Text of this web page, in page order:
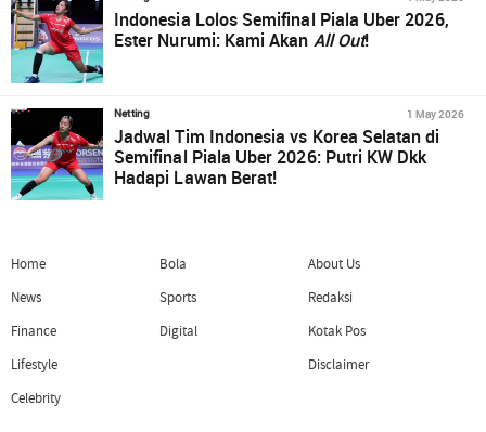
Indonesia Lolos Semifinal Piala Uber 2026,
Ester Nurumi: Kami Akan All Out!
Netting 1 May 2026
Jadwal Tim Indonesia vs Korea Selatan di
Semifinal Piala Uber 2026: Putri KW Dkk
Hadapi Lawan Berat!
Home
News
Finance
Lifestyle
Celebrity
Bola
Sports
Digital
About Us
Redaksi
Kotak Pos
Disclaimer